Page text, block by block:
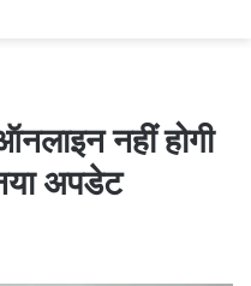
नहीं होगी
अपडेट